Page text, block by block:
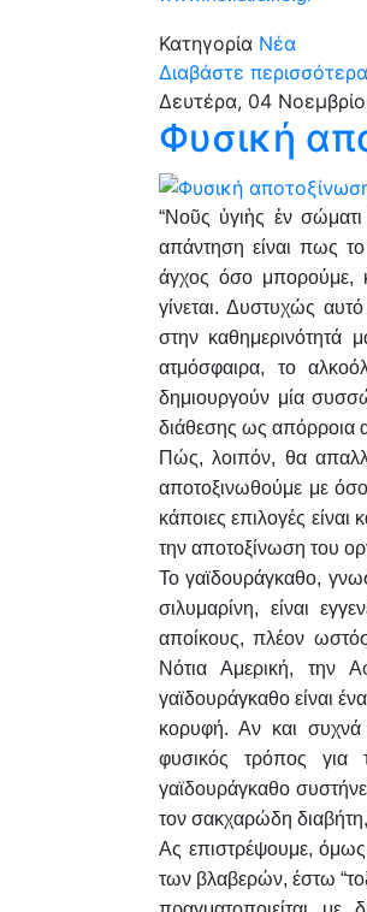
Κατηγορία Νέα
Διαβάστε
Δευτέρα, 04
Φυσική
“Νοῦς ὑγιὴς ἐν
απάντηση είναι πως
άγχος όσο μπορούμε,
γίνεται. Δυστυχώς
στην καθημερινότητά
ατμόσφαιρα, το
δημιουργούν μία
διάθεσης ως απόρροια
Πώς, λοιπόν, θα
αποτοξινωθούμε με
κάποιες επιλογές
την αποτοξίνωση του
Το γαϊδουράγκαθο,
σιλυμαρίνη, είναι
αποίκους, πλέον
Νότια Αμερική, την
γαϊδουράγκαθο είναι
κορυφή. Αν και συχνά
φυσικός τρόπος για
γαϊδουράγκαθο
τον σακχαρώδη
Ας επιστρέψουμε,
των βλαβερών, έστω